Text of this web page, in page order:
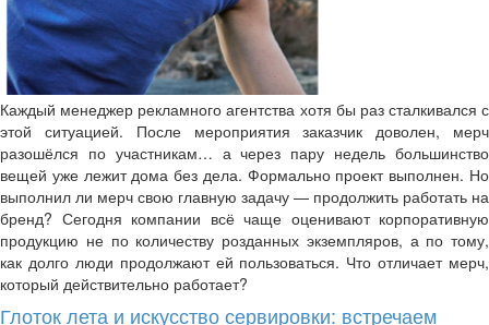
Каждый менеджер рекламного агентства хотя бы раз сталкивался с
этой ситуацией. После мероприятия заказчик доволен, мерч
разошёлся по участникам… а через пару недель большинство
вещей уже лежит дома без дела. Формально проект выполнен. Но
выполнил ли мерч свою главную задачу — продолжить работать на
бренд? Сегодня компании всё чаще оценивают корпоративную
продукцию не по количеству розданных экземпляров, а по тому,
как долго люди продолжают ей пользоваться. Что отличает мерч,
который действительно работает?
Глоток лета и искусство сервировки: встречаем